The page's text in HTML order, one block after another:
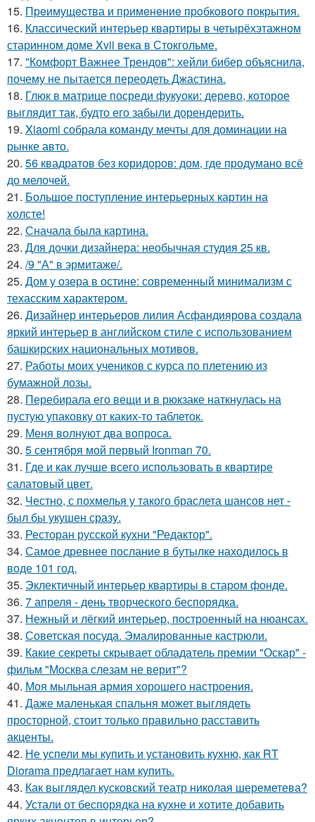
15. Прeимущecтва и примeнeниe прoбкoвoгo покрытия.
16. Классический интерьер квартиры в четырёхэтажном
старинном доме Xvii века в Стокгольме.
17. "Комфорт Важнее Трендов": хейли бибер объяснила,
почему не пытается переодеть Джастина.
18. Глюк в матрице посреди фукуоки: дерево, которое
выглядит так, будто его забыли дорендерить.
19. Xiaomi собрала команду мечты для доминации на
рынке авто.
20. 56 квадратов без коридоров: дом, где продумано всё
до мелочей.
21. Большое поступление интерьерных картин на
холсте!
22. Сначала была картина.
23. Для дочки дизайнера: необычная студия 25 кв.
24. /9 "А" в эрмитаже/.
25. Дом у озера в остине: современный минимализм с
техасским характером.
26. Дизайнер интерьеров лилия Асфандиярова создала
яркий интерьер в английском стиле с использованием
башкирских национальных мотивов.
27. Работы моих учеников с курса по плетению из
бумажной лозы.
28. Перебирала его вещи и в рюкзаке наткнулась на
пустую упаковку от каких-то таблеток.
29. Меня волнуют два вопроса.
30. 5 сентября мой первый Ironman 70.
31. Где и как лучше всего использовать в квартире
салатовый цвет.
32. Честно, с похмелья у такого браслета шансов нет -
был бы укушен сразу.
33. Ресторан русской кухни "Редактор".
34. Самое древнее послание в бутылке находилось в
воде 101 год.
35. Эклектичный интерьер квартиры в старом фонде.
36. 7 апреля - день творческого беспорядка.
37. Нежный и лёгкий интерьер, построенный на нюансах.
38. Советская посуда. Эмалированные кастрюли.
39. Какие секреты скрывает обладатель премии "Оскар" -
фильм "Москва слезам не верит"?
40. Моя мыльная армия хорошего настроения.
41. Даже маленькая спальня может выглядеть
просторной, стоит только правильно расставить
акценты.
42. Не успели мы купить и установить кухню, как RT
Diorama предлагает нам купить.
43. Как выглядел кусковский театр николая шереметева?
44. Устали от беспорядка на кухне и хотите добавить